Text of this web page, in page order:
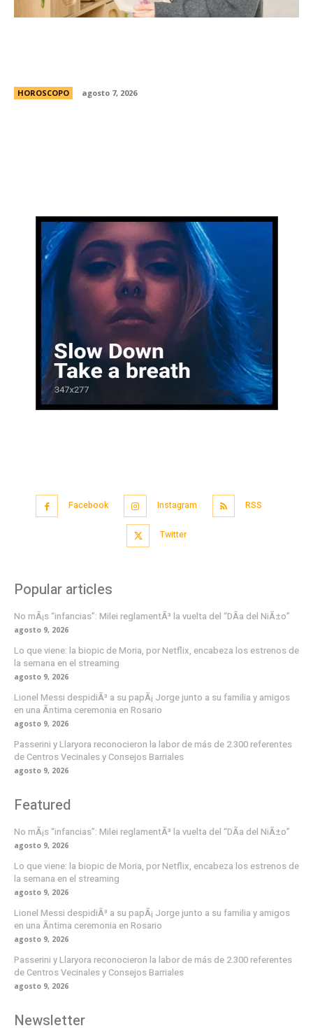
HOROSCOPO agosto 7, 2026
Facebook Instagram RSS
Twitter
Popular articles
No mÃ¡s “infancias”: Milei reglamentÃ³ la vuelta del “DÃ­a del NiÃ±o”
agosto 9, 2026
Lo que viene: la biopic de Moria, por Netflix, encabeza los estrenos de
la semana en el streaming
agosto 9, 2026
Lionel Messi despidiÃ³ a su papÃ¡ Jorge junto a su familia y amigos
en una Ã­ntima ceremonia en Rosario
agosto 9, 2026
Passerini y Llaryora reconocieron la labor de más de 2.300 referentes
de Centros Vecinales y Consejos Barriales
agosto 9, 2026
Featured
No mÃ¡s “infancias”: Milei reglamentÃ³ la vuelta del “DÃ­a del NiÃ±o”
agosto 9, 2026
Lo que viene: la biopic de Moria, por Netflix, encabeza los estrenos de
la semana en el streaming
agosto 9, 2026
Lionel Messi despidiÃ³ a su papÃ¡ Jorge junto a su familia y amigos
en una Ã­ntima ceremonia en Rosario
agosto 9, 2026
Passerini y Llaryora reconocieron la labor de más de 2.300 referentes
de Centros Vecinales y Consejos Barriales
agosto 9, 2026
Newsletter